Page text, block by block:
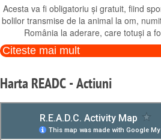
Acesta va fi obligatoriu și gratuit, fiind
bolilor transmise de la animal la om,
România la aderare, care totuși a
Citeste mai mult
Harta READC - Actiuni